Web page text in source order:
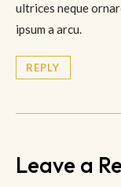
ultrices neque
ipsum a arcu.
REPLY
Leave a